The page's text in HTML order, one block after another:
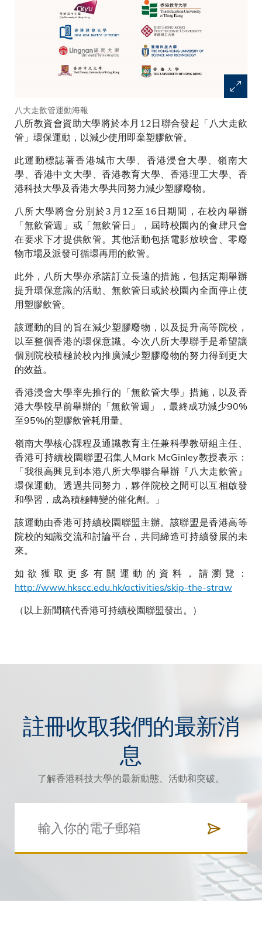
八大走飲管運動海報
八所教資會資助大學將於本月12日聯合發起「八大走飲
管」環保運動，以減少使用即棄塑膠飲管。
此運動標誌著香港城市大學、香港浸會大學、嶺南大
學、香港中文大學、香港教育大學、香港理工大學、香
港科技大學及香港大學共同努力減少塑膠廢物。
八所大學將會分別於3月12至16日期間，在校內舉辦
「無飲管週」或「無飲管日」，屆時校園內的食肆只會
在要求下才提供飲管。其他活動包括電影放映會、零廢
物市場及派發可循環再用的飲管。
此外，八所大學亦承諾訂立長遠的措施，包括定期舉辦
提升環保意識的活動、無飲管日或於校園內全面停止使
用塑膠飲管。
該運動的目的旨在減少塑膠廢物，以及提升高等院校，
以至整個香港的環保意識。今次八所大學聯手是希望讓
個別院校積極於校內推廣減少塑膠廢物的努力得到更大
的效益。
香港浸會大學率先推行的「無飲管大學」措施，以及香
港大學較早前舉辦的「無飲管週」，最終成功減少90%
至95%的塑膠飲管耗用量。
嶺南大學核心課程及通識教育主任兼科學教研組主任、
香港可持續校園聯盟召集人Mark McGinley教授表示：
「我很高興見到本港八所大學聯合舉辦『八大走飲管』
環保運動。透過共同努力，夥伴院校之間可以互相啟發
和學習，成為積極轉變的催化劑。」
該運動由香港可持續校園聯盟主辦。該聯盟是香港高等
院校的知識交流和討論平台，共同締造可持續發展的未
來。
如欲獲取更多有關運動的資料，請瀏覽：
http://www.hkscc.edu.hk/activities/skip-the-straw
（以上新聞稿代香港可持續校園聯盟發出。）
註冊收取我們的最新消
息
了解香港科技大學的最新動態、活動和突破。